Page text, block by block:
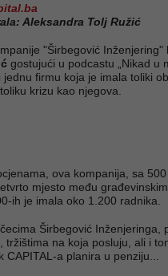
Aleksandra Tolj Ružić
"Širbegović Inženjering"
gostujući u podcastu „Nikad u
jednu firmu koja je imala toliki
krizu kao njegova.
ova kompanija, sa 500
mjesto među
ih je imala oko 1.200 radnika.
Širbegović Inženjeringa,
tržištima na koja posluju, ali i
CAPITAL-a planira u penziju...